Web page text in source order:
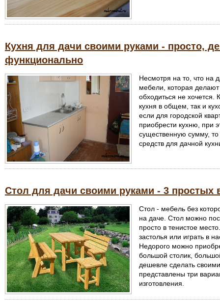
Кухня для дачи своими руками - просто,
функционально
Несмотря на то, что на
мебели, которая
обходиться не хочется.
кухня в общем, так и
если для городской
приобрести кухню, при
существенную сумму, то
средств для дачной
Стол для дачи своими руками - 3 простых
Стол - мебель без
на даче. Стол можно
просто в тенистое
застолья или играть в
Недорого можно
большой столик,
дешевле сделать
представлены три
изготовления.